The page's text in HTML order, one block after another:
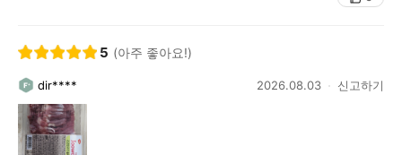
5 (아주 좋아요!)
dir**** 2026.08.03 신고하기